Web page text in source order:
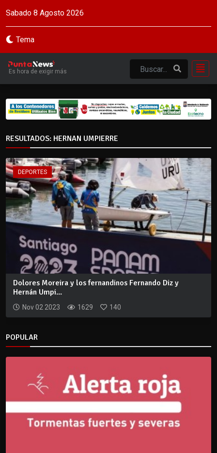
Sabado 8 Agosto 2026
Tema
Es hora de exigir más
RESULTADOS: HERNAN UMPIERRE
DEPORTES
Dolores Moreira y los fernandinos Fernando Diz y
Hernán Umpi...
Nov 02 2023 1629 140
POPULAR